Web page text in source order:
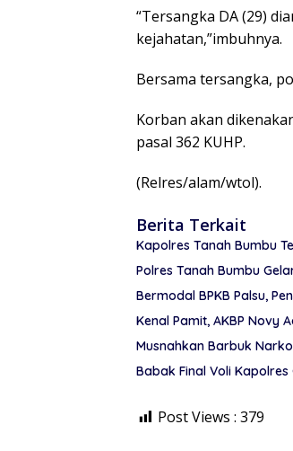
“Tersangka DA (29)
kejahatan,”imbuhnya.
Bersama tersangka,
Korban akan
pasal 362 KUHP.
(Relres/alam/wtol).
Berita Terkait
Kapolres Tanah Bumbu
Polres Tanah Bumbu
Kenal Pamit, AKBP Novy
Musnahkan Barbuk
Babak Final Voli
Post Views : 379